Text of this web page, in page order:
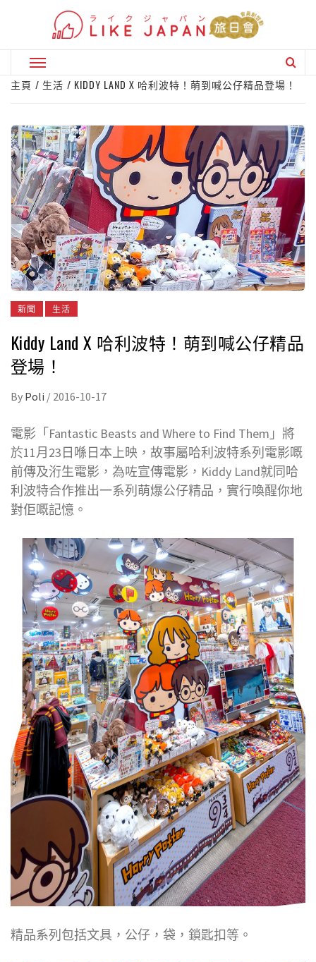
Primary
Menu
主頁 生活 KIDDY LAND X 哈利波特！萌到喊公仔精品登場！
新聞 生活
Kiddy Land X 哈利波特！萌到喊公仔精品
登場！
By Poli / 2016-10-17
電影「Fantastic Beasts and Where to Find Them」將
於11月23日喺日本上映，故事屬哈利波特系列電影嘅
前傳及洐生電影，為咗宣傳電影，Kiddy Land就同哈
利波特合作推出一系列萌爆公仔精品，實行喚醒你地
對佢嘅記憶。
精品系列包括文具，公仔，袋，鎖匙扣等。